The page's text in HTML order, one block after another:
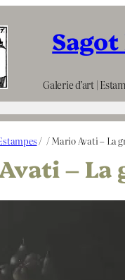
Sagot
Galerie d’art |
/ / Mario Avati – La
– La